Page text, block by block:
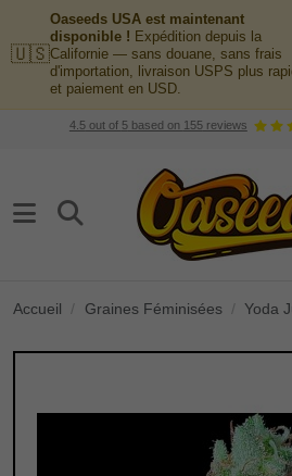
🇺🇸
Oaseeds USA est maintenant
disponible ! Expédition depuis la
Californie — sans douane, sans frais
d'importation, livraison USPS plus
et paiement en USD.
4.5out of 5based on 155reviews
Accueil Graines Féminisées Yoda